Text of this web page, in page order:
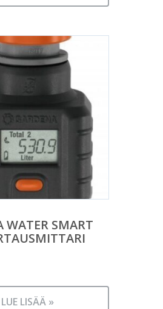
WATER SMART
LUE LISÄÄ »